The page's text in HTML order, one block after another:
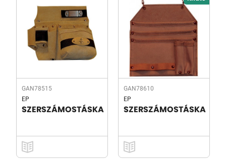
GAN78515
EP
SZERSZÁMOSTÁSKA
GAN78610
EP
SZERSZÁMOSTÁSKA